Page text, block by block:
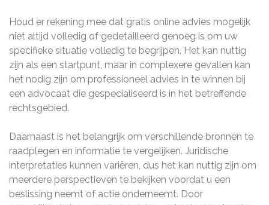
Houd er rekening mee dat gratis online advies mogelijk
niet altijd volledig of gedetailleerd genoeg is om uw
specifieke situatie volledig te begrijpen. Het kan nuttig
zijn als een startpunt, maar in complexere gevallen kan
het nodig zijn om professioneel advies in te winnen bij
een advocaat die gespecialiseerd is in het betreffende
rechtsgebied.
Daarnaast is het belangrijk om verschillende bronnen te
raadplegen en informatie te vergelijken. Juridische
interpretaties kunnen variëren, dus het kan nuttig zijn om
meerdere perspectieven te bekijken voordat u een
beslissing neemt of actie onderneemt. Door